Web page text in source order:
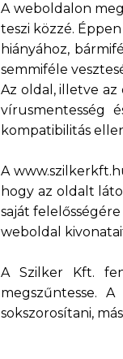
A weboldalon
teszi közzé.
hiányához,
semmiféle
Az oldal, illetve
vírusmentesség
kompatibilitás
A
hogy az oldalt
saját
weboldal
A Szilker Kft.
megszűntesse.
sokszorosítani,